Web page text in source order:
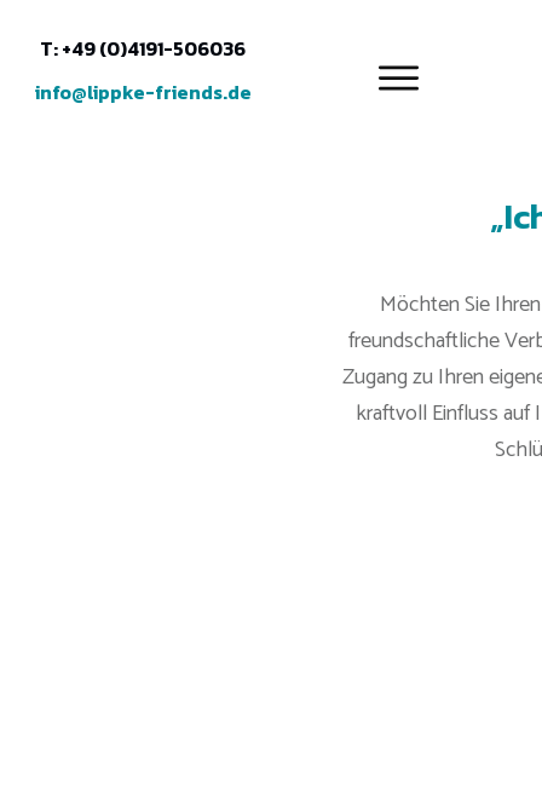
T: +49 (0)4191-506036
info@lippke-friends.de
Möchten Sie
freundschaftliche
Zugang zu Ihren
kraftvoll Einfluss auf